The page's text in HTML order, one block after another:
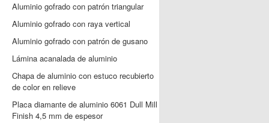
Aluminio gofrado con patrón triangular
Aluminio gofrado con raya vertical
Aluminio gofrado con patrón de gusano
Lámina acanalada de aluminio
Chapa de aluminio con estuco recubierto
de color en relieve
Placa diamante de aluminio 6061 Dull Mill
Finish 4,5 mm de espesor